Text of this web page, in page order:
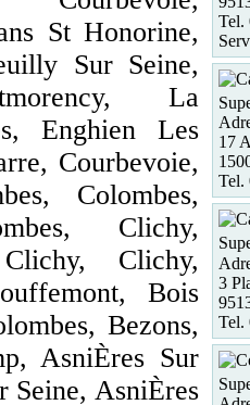
St Honorine,
Sur Seine,
La
Enghien Les
Courbevoie,
Colombes,
Clichy,
Clichy,
Bois
Bezons,
AsniÈres Sur
Seine, AsniÈres
Tel.
17
Tel.
3
Tel.